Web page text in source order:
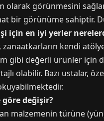
olarak görünmesini
bir görünüme sahiptir.
için en iyi yerler
kendi
gibi değerli ürünler
olabilir. Bazı ustalar,
göre değişir?
malzemenin türüne